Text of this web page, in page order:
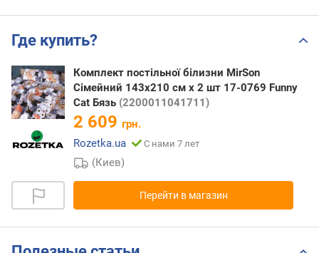
Где купить?
Комплект постільної білизни MirSon
Сімейний 143x210 см x 2 шт 17-0769 Funny
Cat Бязь (2200011041711)
2 609 грн.
Rozetka.ua
С нами 7 лет
(Киев)
Перейти в магазин